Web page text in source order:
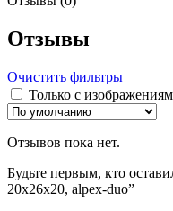
Отзывы
Очистить фильтры
Только с
Отзывов пока нет.
Будьте первым, кто
20х26х20, alpex-duo”